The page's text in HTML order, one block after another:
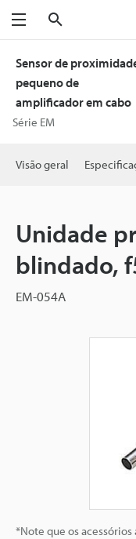
Menu
Sensor de
pequeno de
amplificador em cabo
Série EM
Visão geral
Unidade
blindado,
EM-054A
*Note que os